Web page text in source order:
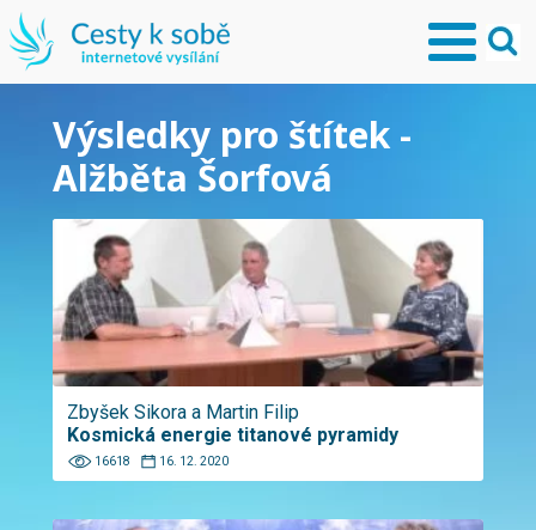
Výsledky pro štítek -
Alžběta Šorfová
Zbyšek Sikora a Martin Filip
Kosmická energie titanové pyramidy
16618 16. 12. 2020